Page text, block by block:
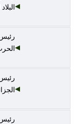
رئيس